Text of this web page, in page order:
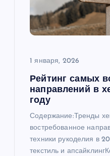
1 января, 2026
Рейтинг самых
направлений в
году
Содержание:Тренды
востребованное
техники рукоделия в
текстиль и